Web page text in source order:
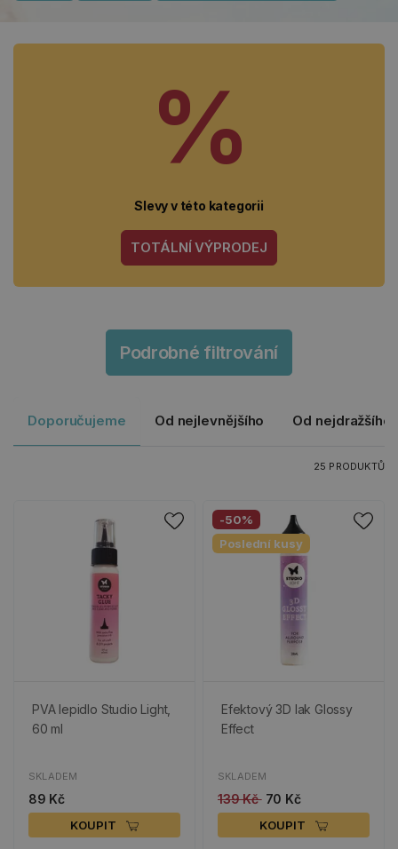
%
Slevy v této kategorii
TOTÁLNÍ VÝPRODEJ
Podrobné filtrování
Doporučujeme Od nejlevnějšího Od nejdražšího
25 PRODUKTŮ
PVA lepidlo Studio Light,
60 ml
SKLADEM
89 Kč
KOUPIT
-50%
Poslední kusy
Efektový 3D lak Glossy
Effect
SKLADEM
139 Kč 70 Kč
KOUPIT